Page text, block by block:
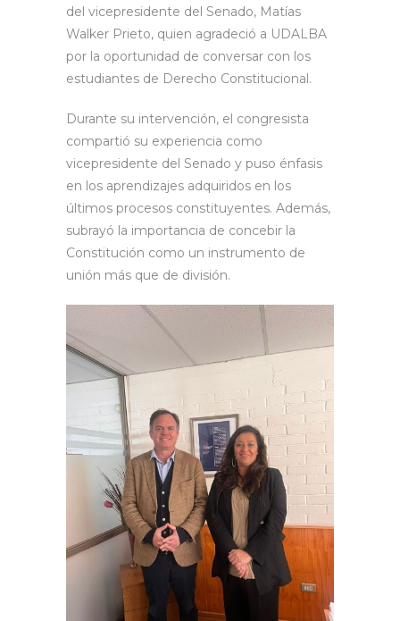
del vicepresidente del Senado, Matías
Walker Prieto, quien agradeció a UDALBA
por la oportunidad de conversar con los
estudiantes de Derecho Constitucional.
Durante su intervención, el congresista
compartió su experiencia como
vicepresidente del Senado y puso énfasis
en los aprendizajes adquiridos en los
últimos procesos constituyentes. Además,
subrayó la importancia de concebir la
Constitución como un instrumento de
unión más que de división.